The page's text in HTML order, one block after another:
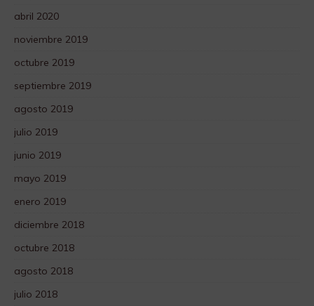
abril 2020
noviembre 2019
octubre 2019
septiembre 2019
agosto 2019
julio 2019
junio 2019
mayo 2019
enero 2019
diciembre 2018
octubre 2018
agosto 2018
julio 2018